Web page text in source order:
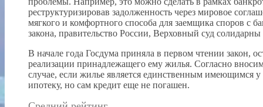
реструктуризировав задолженность через мировое
мягкого и комфортного способа для заемщика споров с
закона, правительство России, Верховный суд
В начале года Госдума приняла в первом чтении закон,
реализации принадлежащего ему жилья. Согласно
случае, если жилье является единственным имеющимся
ипотеку, но сам кредит еще не погашен.